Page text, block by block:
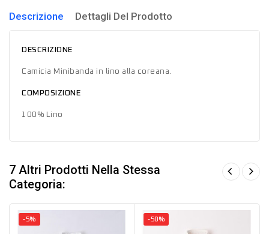
Descrizione Dettagli Del Prodotto
DESCRIZIONE
Camicia Minibanda in lino alla coreana.
COMPOSIZIONE
100% Lino
7 Altri Prodotti Nella Stessa
Categoria:
-5% -50%